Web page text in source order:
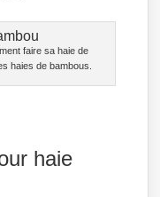
faire sa haie de
haies de bambous.
haie